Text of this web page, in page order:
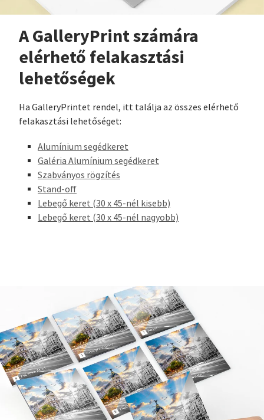
A GalleryPrint számára
elérhető felakasztási
lehetőségek
Ha GalleryPrintet rendel, itt találja az összes elérhető
felakasztási lehetőséget:
Alumínium segédkeret
Galéria Alumínium segédkeret
Szabványos rögzítés
Stand-off
Lebegő keret (30 x 45-nél kisebb)
Lebegő keret (30 x 45-nél nagyobb)